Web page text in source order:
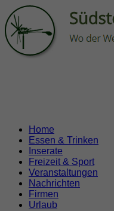
Home
Essen & Trinken
Inserate
Freizeit & Sport
Veranstaltungen
Nachrichten
Firmen
Urlaub